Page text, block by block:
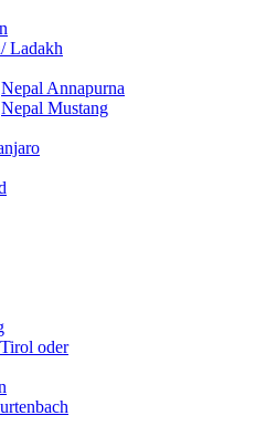
Ladakh
Nepal Annapurna
Nepal Mustang
oder